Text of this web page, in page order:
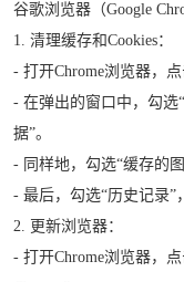
谷歌浏览器（Google
1. 清理缓存和Cookies：
- 打开Chrome浏览器，
- 在弹出的窗口中，勾选
据”。
- 同样地，勾选“缓存的
- 最后，勾选“历史记录”
2. 更新浏览器：
- 打开Chrome浏览器，